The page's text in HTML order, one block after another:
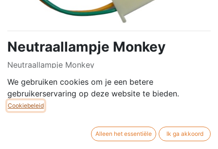
Neutraallampje Monkey
Neutraallampje Monkey
€7,00
TOEVOEGEN AAN
NU
We gebruiken cookies om je een betere
gebruikerservaring op deze website te bieden.
Cookiebeleid
Alleen het essentiële Ik ga akkoord